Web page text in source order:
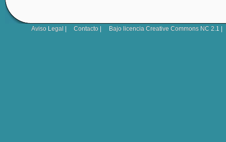
Aviso Legal Contacto Bajo licencia Creative Commons NC 2.1